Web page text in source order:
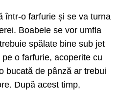
într-o farfurie și se va turna
Boabele se vor umfla
spălate bine sub jet
o farfurie, acoperite cu
bucată de pânză ar trebui
După acest timp,